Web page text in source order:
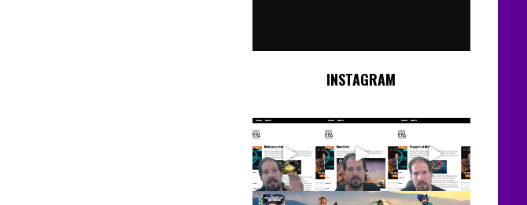
Online!
INSTAGRAM